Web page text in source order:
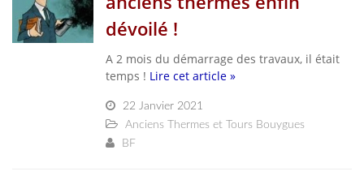
dévoilé !
A 2 mois du démarrage des travaux, il était
temps ! Lire cet article »
22 Janvier 2021
Anciens Thermes et Tours Bouygues
BF